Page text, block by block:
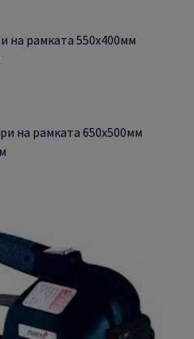
на рамката 550х400мм
на рамката 650х500мм